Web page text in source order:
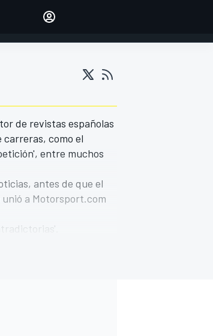
ESPANOL
de revistas españolas
como el
entre muchos
antes de que el
a Motorsport.com